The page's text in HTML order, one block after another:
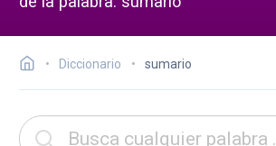
Diccionario sumario